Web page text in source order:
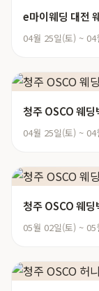
e마이웨딩 대전
04월 25일(토) ~ 04
청주 OSCO 웨딩
04월 25일(토) ~ 04
청주 OSCO 웨딩
05월 02일(토) ~ 05